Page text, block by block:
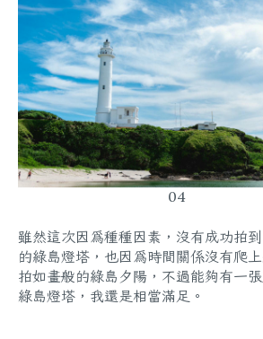
04
雖然這次因為種種因素，沒有成功拍
的綠島燈塔，也因為時間關係沒有爬
拍如畫般的綠島夕陽，不過能夠有一
綠島燈塔，我還是相當滿足。